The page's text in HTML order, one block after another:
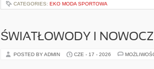
CATEGORIES: EKO MODA SPORTOWA
ŚWIATŁOWODY I
POSTED BY ADMIN CZE - 17 - 2026